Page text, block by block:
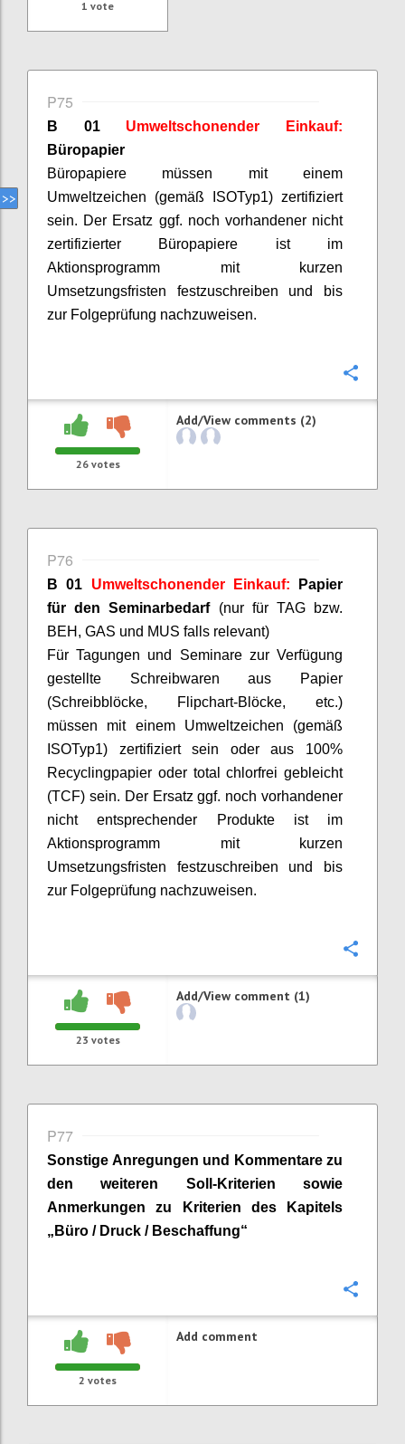
1 vote
P75
B 01 Umweltschonender Einkauf:
Büropapier
Büropapiere müssen mit einem
Umweltzeichen (gemäß ISOTyp1) zertifiziert
sein. Der Ersatz ggf. noch vorhandener nicht
zertifizierter Büropapiere ist im
Aktionsprogramm mit kurzen
Umsetzungsfristen festzuschreiben und bis
zur Folgeprüfung nachzuweisen.
26votes
Add/View comments (2)
P76
B 01 Umweltschonender Einkauf:
Papier
für den Seminarbedarf (nur für TAG bzw.
BEH, GAS und MUS falls relevant)
Für Tagungen und Seminare zur Verfügung
gestellte Schreibwaren aus Papier
(Schreibblöcke, Flipchart-Blöcke, etc.)
müssen mit einem Umweltzeichen (gemäß
ISOTyp1) zertifiziert sein oder aus 100%
Recyclingpapier oder total chlorfrei gebleicht
(TCF) sein. Der Ersatz ggf. noch vorhandener
nicht entsprechender Produkte ist im
Aktionsprogramm mit kurzen
Umsetzungsfristen festzuschreiben und bis
zur Folgeprüfung nachzuweisen.
23 votes
Add/View comment (1)
P77
Sonstige Anregungen und Kommentare zu
den weiteren Soll-Kriterien sowie
Anmerkungen zu Kriterien des Kapitels
„ Büro / Druck / Beschaffung“
2 votes
Add comment